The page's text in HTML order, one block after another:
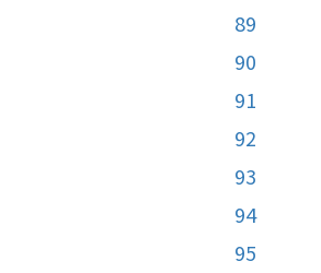
89
90
91
92
93
94
95